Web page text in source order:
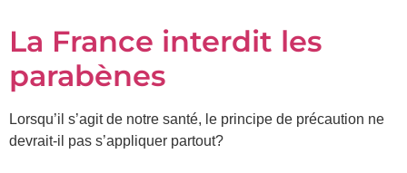
La France interdit les
parabènes
Lorsqu’il s’agit de notre santé, le principe de précaution ne
devrait-il pas s’appliquer partout?